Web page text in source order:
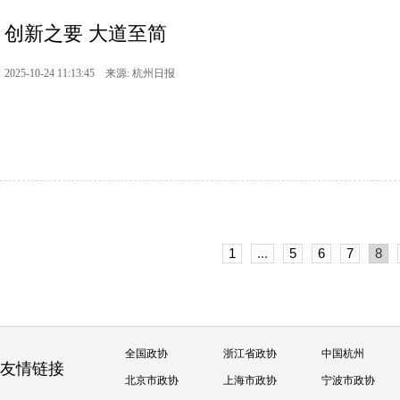
创新之要 大道至简
2025-10-24 11:13:45 来源: 杭州日报
1 ... 5 6 7 8
友情链接
全国政协 浙江省政协 中国杭州
北京市政协 上海市政协 宁波市政协